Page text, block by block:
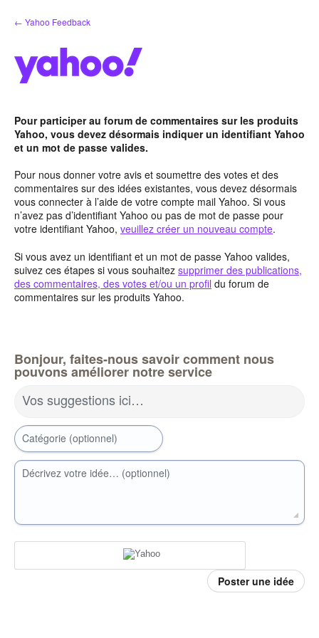
Aller
au
← Yahoo Feedback
Pour participer au forum de commentaires sur les produits
Yahoo, vous devez désormais indiquer un identifiant Yahoo
et un mot de passe valides.
Pour nous donner votre avis et soumettre des votes et des
commentaires sur des idées existantes, vous devez désormais
vous connecter à l’aide de votre compte mail Yahoo. Si vous
n’avez pas d’identifiant Yahoo ou pas de mot de passe pour
votre identifiant Yahoo, veuillez créer un nouveau compte.
Si vous avez un identifiant et un mot de passe Yahoo valides,
suivez ces étapes si vous souhaitez supprimer des publications,
des commentaires, des votes et/ou un profil du forum de
commentaires sur les produits Yahoo.
Bonjour, faites-nous savoir comment nous
pouvons améliorer notre service
Vos suggestions ici…
Catégorie (optionnel)
Décrivez votre idée… (optionnel)
Poster une idée